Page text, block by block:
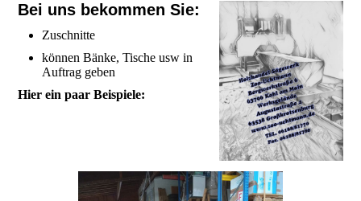
Bei uns bekommen Sie:
Zuschnitte
können Bänke, Tische usw in
Auftrag geben
Hier ein paar Beispiele: